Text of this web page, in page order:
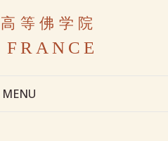
等佛学院
MENU